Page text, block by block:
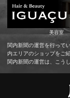
美容室
関内新聞の運営を行って
内エリアのショップをご紹
関内新聞の運営は、こう